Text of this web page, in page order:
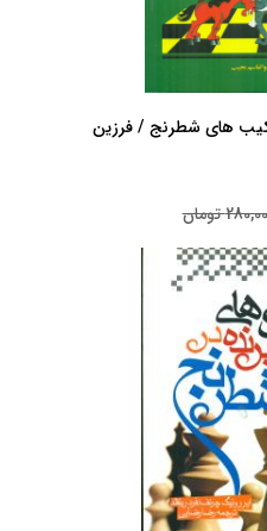
های‏ شطرنج‏ / فرزین
تومان